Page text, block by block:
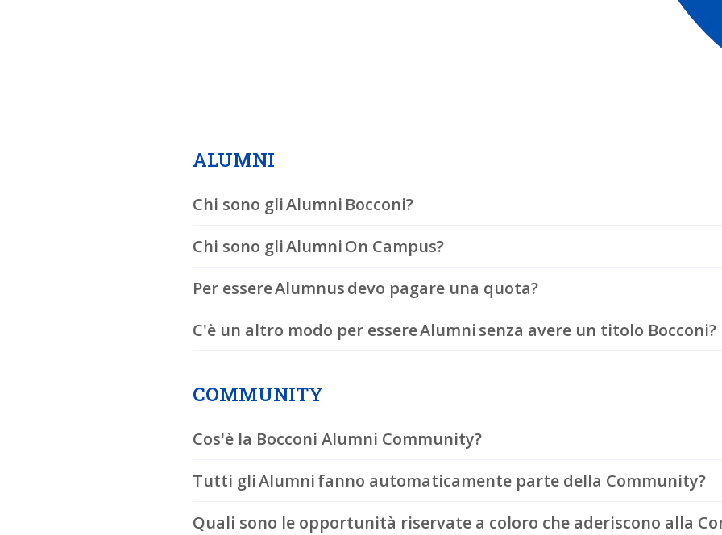
ALUMNI
Chi sono gli Alumni Bocconi?
Chi sono gli Alumni On Campus?
Per essere Alumnus devo pagare una quota?
C'è un altro modo per essere Alumni senza avere un titolo Bocconi?
COMMUNITY
Cos'è la Bocconi Alumni Community?
Tutti gli Alumni fanno automaticamente parte della Community?
Quali sono le opportunità riservate a coloro che aderiscono alla